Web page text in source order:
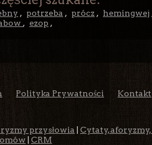
, potrzeba , prócz , hemingwej
, ezop ,
Polityka Prywatności Kontakt
przysłowia
Cytaty,
CRM